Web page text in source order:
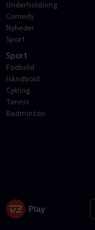
Underholdning
Comedy
Nyheder
Sport
Sport
Fodbold
Håndbold
Cykling
Tennis
Badminton